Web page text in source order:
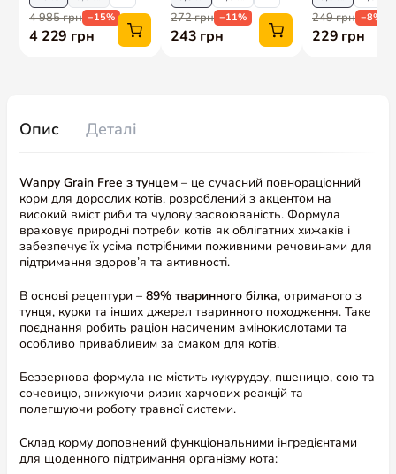
Опис Деталі
Wanpy Grain Free з тунцем – це сучасний повнораціонний
корм для дорослих котів, розроблений з акцентом на
високий вміст риби та чудову засвоюваність. Формула
враховує природні потреби котів як облігатних хижаків і
забезпечує їх усіма потрібними поживними речовинами для
підтримання здоров’я та активності.
В основі рецептури – 89% тваринного білка, отриманого з
тунця, курки та інших джерел тваринного походження. Таке
поєднання робить раціон насиченим амінокислотами та
особливо привабливим за смаком для котів.
Беззернова формула не містить кукурудзу, пшеницю, сою та
сочевицю, знижуючи ризик харчових реакцій та
полегшуючи роботу травної системи.
Склад корму доповнений функціональними інгредієнтами
для щоденного підтримання організму кота: